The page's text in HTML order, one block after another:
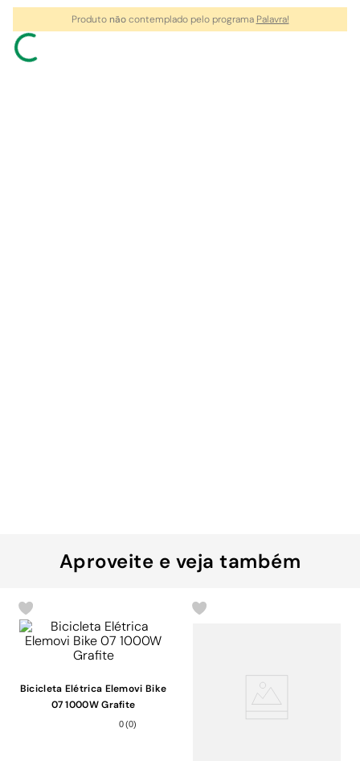
Produto nãocontemplado pelo programa Palavra!
Aproveite e veja também
Bicicleta Elétrica Elemovi Bike
07 1000W Grafite
0(0)